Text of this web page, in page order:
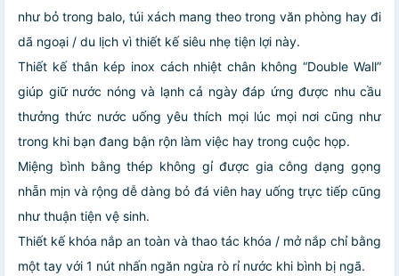
như bỏ trong balo, túi xách mang theo trong văn phòng hay đi
dã ngoại / du lịch vì thiết kế siêu nhẹ tiện lợi này.
Thiết kế thân kép inox cách nhiệt chân không “Double Wall”
giúp giữ nước nóng và lạnh cả ngày đáp ứng được nhu cầu
thưởng thức nước uống yêu thích mọi lúc mọi nơi cũng như
trong khi bạn đang bận rộn làm việc hay trong cuộc họp.
Miệng bình bằng thép không gỉ được gia công dạng gọng
nhẵn mịn và rộng dễ dàng bỏ đá viên hay uống trực tiếp cũng
như thuận tiện vệ sinh.
Thiết kế khóa nắp an toàn và thao tác khóa / mở nắp chỉ bằng
một tay với 1 nút nhấn ngăn ngừa rò rỉ nước khi bình bị ngã.